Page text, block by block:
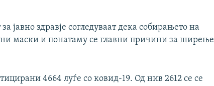
јавно здравје согледуваат дека собирањето на
маски и понатаму се главни причини за ширење
4664 луѓе со ковид-19. Од нив 2612 се се